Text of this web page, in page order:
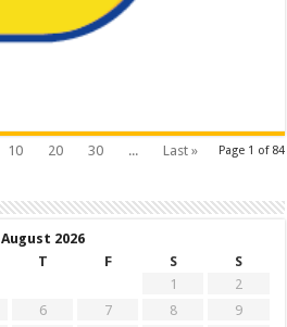
Page 1 of 84
10 20 30 ... Last »
August 2026
T F S
S
1
2
6 7 8
9